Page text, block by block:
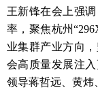
王新锋在会上强
率，聚焦杭州
业集群产业方向
会高质量发展注
领导蒋哲远、黄炜